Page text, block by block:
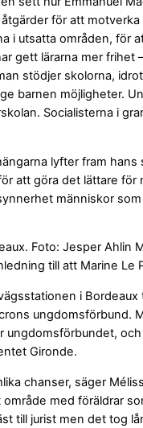
för att motverka
i utsatta områden, för
gett lärarna mer frihet
stödjer skolorna,
barnen möjligheter.
Socialisterna i
lyfter fram hans
att göra det lättare för
människor
till att Marine
i Bordeaux
ungdomsförbund.
ungdomsförbundet,
Gironde.
chanser, säger
med föräldrar
till jurist men det tog